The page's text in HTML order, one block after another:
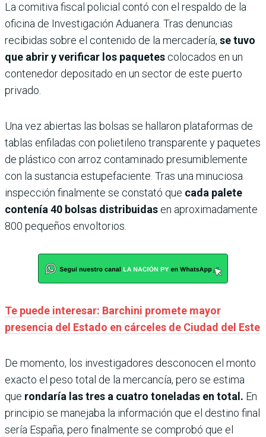
La comitiva fiscal policial contó con el respaldo de la
oficina de Investigación Aduanera. Tras denuncias
recibidas sobre el contenido de la mercadería, se tuvo
que abrir y verificar los paquetes colocados en un
contenedor depositado en un sector de este puerto
privado.
Una vez abiertas las bolsas se hallaron plataformas de
tablas enfiladas con polietileno transparente y paquetes
de plástico con arroz contaminado presumiblemente
con la sustancia estupefaciente. Tras una minuciosa
inspección finalmente se constató que cada palete
contenía 40 bolsas distribuidas en aproximadamente
800 pequeños envoltorios.
Te puede interesar: Barchini promete mayor
presencia del Estado en cárceles de Ciudad del Este
De momento, los investigadores desconocen el monto
exacto el peso total de la mercancía, pero se estima
que rondaría las tres a cuatro toneladas en total. En
principio se manejaba la información que el destino final
sería España, pero finalmente se comprobó que el